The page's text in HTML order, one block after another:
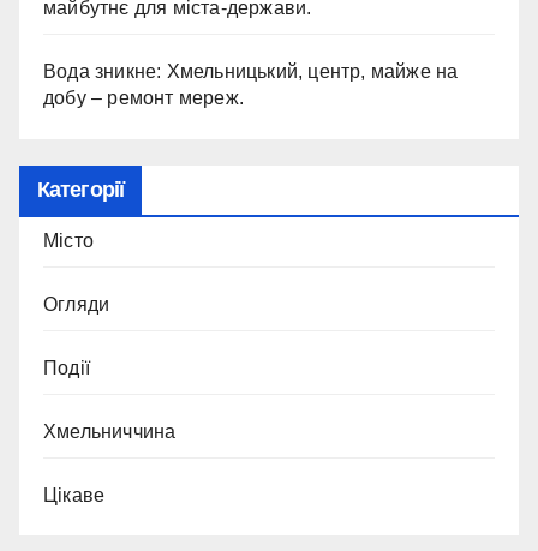
майбутнє для міста-держави.
Вода зникне: Хмельницький, центр, майже на
добу – ремонт мереж.
Категорії
Місто
Огляди
Події
Хмельниччина
Цікаве